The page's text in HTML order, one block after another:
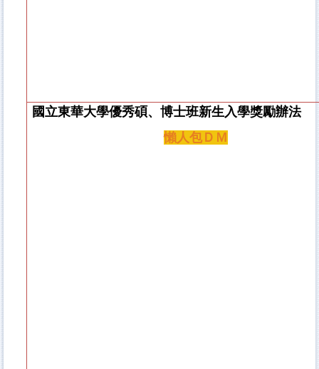
國立東華大學優秀碩、博士班新生入學獎勵辦法
懶人包ＤＭ